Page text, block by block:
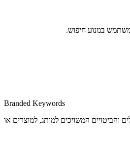
במנוע חיפוש.
Branded Keywords
והביטויים המשויכים למותג, למוצרים או